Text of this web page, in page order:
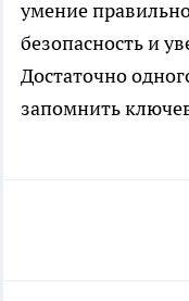
умение
безопасность и
Достаточно
запомнить